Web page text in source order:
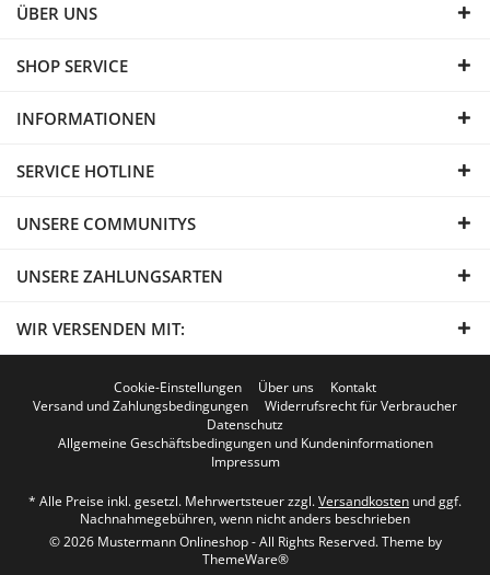
ÜBER UNS
SHOP SERVICE
INFORMATIONEN
SERVICE HOTLINE
UNSERE COMMUNITYS
UNSERE ZAHLUNGSARTEN
WIR VERSENDEN MIT:
Cookie-Einstellungen Über uns
Kontakt
Versand und Zahlungsbedingungen
Widerrufsrecht für Verbraucher
Datenschutz
Allgemeine Geschäftsbedingungen und Kundeninformationen
Impressum
* Alle Preise inkl. gesetzl. Mehrwertsteuer zzgl.Versandkosten und ggf.
Nachnahmegebühren, wenn nicht anders beschrieben
© 2026 Mustermann Onlineshop - All Rights Reserved. Theme by
ThemeWare®